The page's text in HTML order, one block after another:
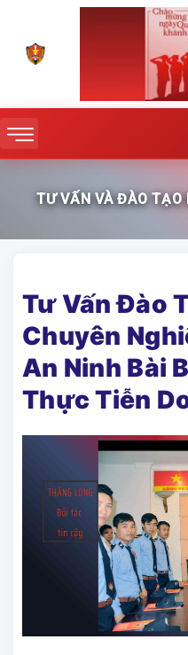
TƯ VẤN VÀ ĐÀO TẠO
Tư Vấn Đào
Chuyên
An Ninh Bài
Thực Tiễn